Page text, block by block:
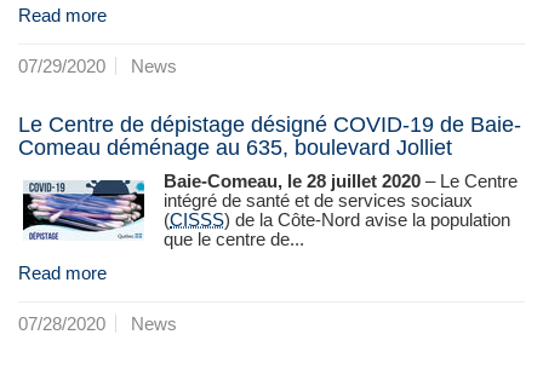
Read more
07/29/2020 News
Le Centre de dépistage désigné COVID-19 de Baie-
Comeau déménage au 635, boulevard Jolliet
Baie-Comeau, le 28 juillet 2020 – Le Centre
intégré de santé et de services sociaux
(CISSS) de la Côte-Nord avise la population
que le centre de...
Read more
07/28/2020 News